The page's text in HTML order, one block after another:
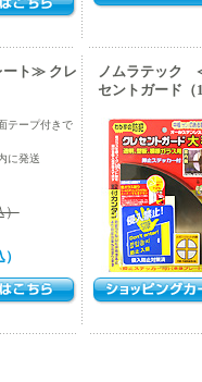
ト≫ クレ
テープ付きで
に発送
）
ノムラテック
セントガード（